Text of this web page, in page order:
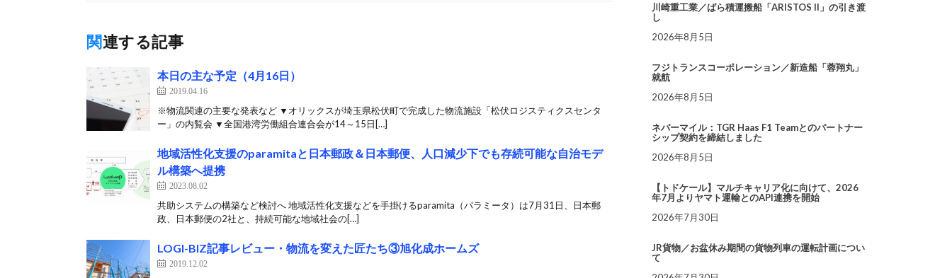
関連する記事
本日の主な予定（4月16日）
2019.04.16
※物流関連の主要な発表など ▼オリックスが埼玉県松伏町で完成した物流施設「松伏ロジスティクスセンタ
ー」の内覧会 ▼全国港湾労働組合連合会が14～15日[…]
地域活性化支援のparamitaと日本郵政＆日本郵便、人口減少下でも存続可能な自治モデ
ル構築へ提携
2023.08.02
共助システムの構築など検討へ 地域活性化支援などを手掛けるparamita（パラミータ）は7月31日、日本郵
政、日本郵便の2社と、持続可能な地域社会の[…]
LOGI-BIZ記事レビュー・物流を変えた匠たち③旭化成ホームズ
2019.12.02
川崎重工業／ばら積運搬船「ARISTOS II」の引き渡
し
2026年8月5日
フジトランスコーポレーション／新造船「蓉翔丸」
就航
2026年8月5日
ネバーマイル：TGR Haas F1 Teamとのパートナー
シップ契約を締結しました
2026年8月5日
【トドケール】マルチキャリア化に向けて、2026
年7月よりヤマト運輸とのAPI連携を開始
2026年7月30日
JR貨物／お盆休み期間の貨物列車の運転計画につい
て